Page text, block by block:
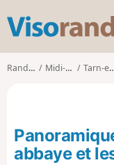
Randonnées Midi-Pyrénées Tarn-et-Garonne
abbaye et